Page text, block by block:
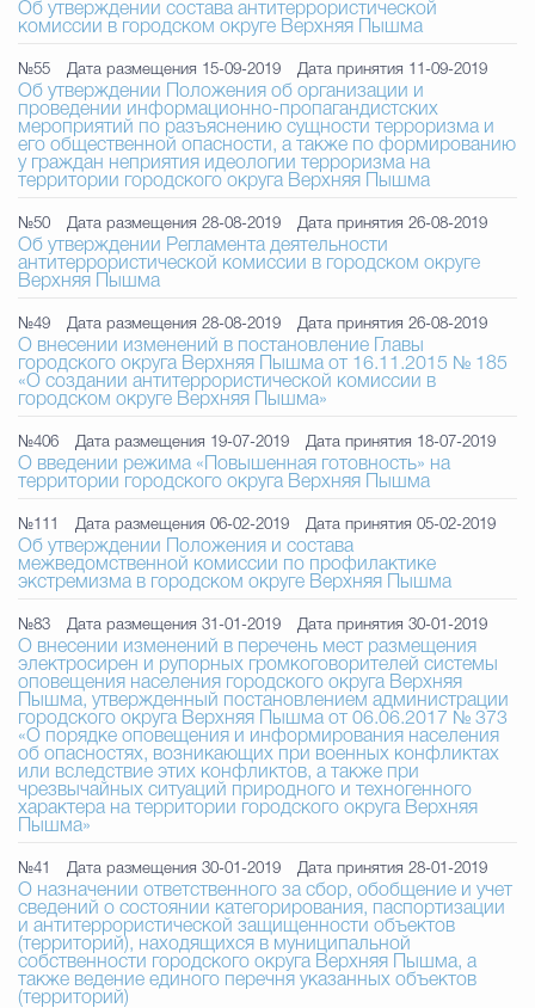
Об утверждении состава антитеррористической
комиссии в городском округе Верхняя Пышма
№55 Дата размещения 15-09-2019 Дата принятия 11-09-2019
Об утверждении Положения об организации и
проведении информационно-пропагандистских
мероприятий по разъяснению сущности терроризма и
его общественной опасности, а также по формированию
у граждан неприятия идеологии терроризма на
территории городского округа Верхняя Пышма
№50 Дата размещения 28-08-2019 Дата принятия 26-08-2019
Об утверждении Регламента деятельности
антитеррористической комиссии в городском округе
Верхняя Пышма
№49 Дата размещения 28-08-2019 Дата принятия 26-08-2019
О внесении изменений в постановление Главы
городского округа Верхняя Пышма от 16.11.2015 № 185
«О создании антитеррористической комиссии в
городском округе Верхняя Пышма»
№406 Дата размещения 19-07-2019 Дата принятия 18-07-2019
О введении режима «Повышенная готовность» на
территории городского округа Верхняя Пышма
№111 Дата размещения 06-02-2019 Дата принятия 05-02-2019
Об утверждении Положения и состава
межведомственной комиссии по профилактике
экстремизма в городском округе Верхняя Пышма
№83 Дата размещения 31-01-2019 Дата принятия 30-01-2019
О внесении изменений в перечень мест размещения
электросирен и рупорных громкоговорителей системы
оповещения населения городского округа Верхняя
Пышма, утвержденный постановлением администрации
городского округа Верхняя Пышма от 06.06.2017 № 373
«О порядке оповещения и информирования населения
об опасностях, возникающих при военных конфликтах
или вследствие этих конфликтов, а также при
чрезвычайных ситуаций природного и техногенного
характера на территории городского округа Верхняя
Пышма»
№41 Дата размещения 30-01-2019 Дата принятия 28-01-2019
О назначении ответственного за сбор, обобщение и учет
сведений о состоянии категорирования, паспортизации
и антитеррористической защищенности объектов
(территорий), находящихся в муниципальной
собственности городского округа Верхняя Пышма, а
также ведение единого перечня указанных объектов
(территорий)